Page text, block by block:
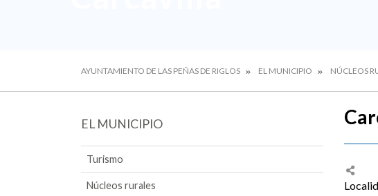
AYUNTAMIENTO DE LAS PEÑAS DE RIGLOS EL MUNICIPIO NÚCLEOS
EL MUNICIPIO
Turismo
Núcleos rurales